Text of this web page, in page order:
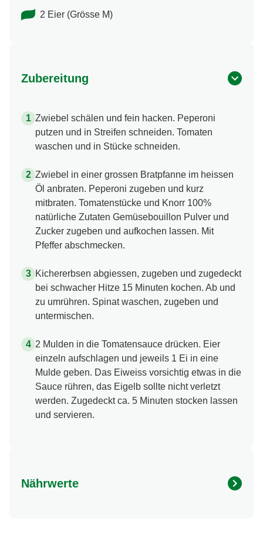
2 Eier (Grösse M)
Zubereitung
Zwiebel schälen und fein hacken. Peperoni
putzen und in Streifen schneiden. Tomaten
waschen und in Stücke schneiden.
Zwiebel in einer grossen Bratpfanne im heissen
Öl anbraten. Peperoni zugeben und kurz
mitbraten. Tomatenstücke und Knorr 100%
natürliche Zutaten Gemüsebouillon Pulver und
Zucker zugeben und aufkochen lassen. Mit
Pfeffer abschmecken.
Kichererbsen abgiessen, zugeben und zugedeckt
bei schwacher Hitze 15 Minuten kochen. Ab und
zu umrühren. Spinat waschen, zugeben und
untermischen.
2 Mulden in die Tomatensauce drücken. Eier
einzeln aufschlagen und jeweils 1 Ei in eine
Mulde geben. Das Eiweiss vorsichtig etwas in die
Sauce rühren, das Eigelb sollte nicht verletzt
werden. Zugedeckt ca. 5 Minuten stocken lassen
und servieren.
Nährwerte